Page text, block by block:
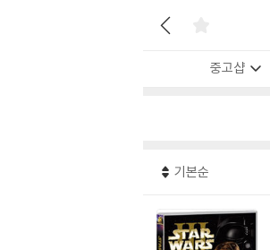
중고샵
기본순